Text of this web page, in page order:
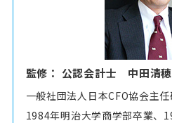
監修： 公認会計士 中田清穂
一般社団法人日本CFO協会主任
1984年明治大学商学部卒業、